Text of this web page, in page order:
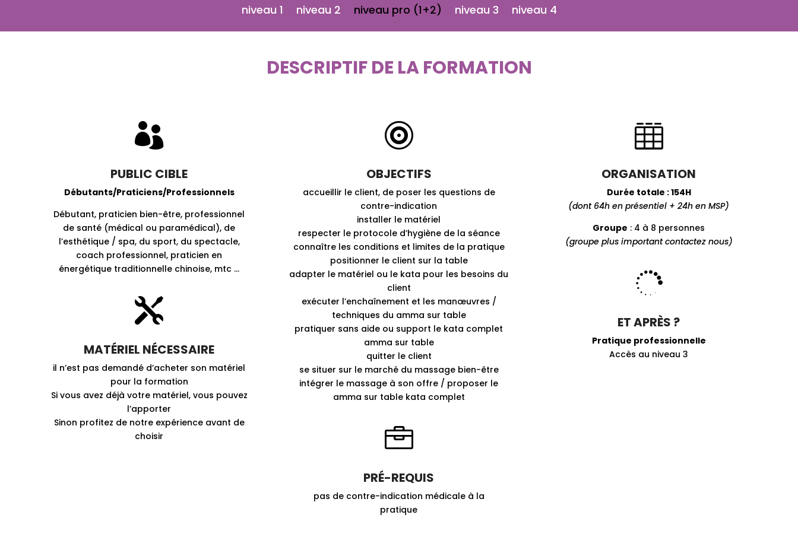
niveau 1 niveau 2 niveau pro (1+2) niveau 3 niveau 4
DESCRIPTIF DE LA FORMATION

PUBLIC CIBLE
Débutants/Praticiens/Professionnels
Débutant, praticien bien-être, professionnel
de santé (médical ou paramédical), de
l’esthétique / spa, du sport, du spectacle,
coach professionnel, praticien en
énergétique traditionnelle chinoise, mtc …

MATÉRIEL NÉCESSAIRE
il n’est pas demandé d’acheter son matériel
pour la formation
Si vous avez déjà votre matériel, vous pouvez
l’apporter
Sinon profitez de notre expérience avant de
choisir

OBJECTIFS
accueillir le client, de poser les questions de
contre-indication
installer le matériel
respecter le protocole d’hygiène de la séance
connaître les conditions et limites de la pratique
positionner le client sur la table
adapter le matériel ou le kata pour les besoins du
client
exécuter l’enchaînement et les manœuvres /
techniques du amma sur table
pratiquer sans aide ou support le kata complet
amma sur table
quitter le client
se situer sur le marché du massage bien-être
intégrer le massage à son offre / proposer le
amma sur table kata complet

PRÉ-REQUIS
pas de contre-indication médicale à la
pratique

ORGANISATION
Durée totale : 154H
(dont 64h en présentiel + 24h en MSP)
Groupe : 4 à 8 personnes
(groupe plus important contactez nous)

ET APRÈS ?
Pratique professionnelle
Accès au niveau 3